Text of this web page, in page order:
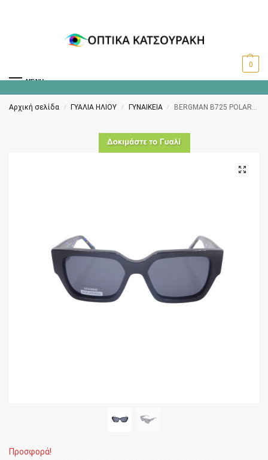
MENU
0
Αρχική σελίδα / ΓΥΑΛΙΑ ΗΛΙΟΥ / ΓΥΝΑΙΚΕΙΑ / BERGMAN B725 POLARIZED C1
Προσφορά!